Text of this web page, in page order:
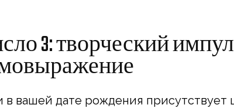
3: творческий
в вашей дате рождения